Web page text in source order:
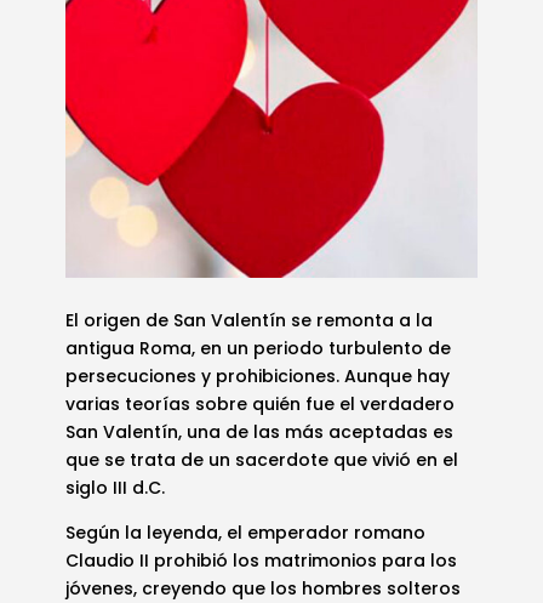
El origen de San Valentín se remonta a la
antigua Roma, en un periodo turbulento de
persecuciones y prohibiciones. Aunque hay
varias teorías sobre quién fue el verdadero
San Valentín, una de las más aceptadas es
que se trata de un sacerdote que vivió en el
siglo III d.C.
Según la leyenda, el emperador romano
Claudio II prohibió los matrimonios para los
jóvenes, creyendo que los hombres solteros